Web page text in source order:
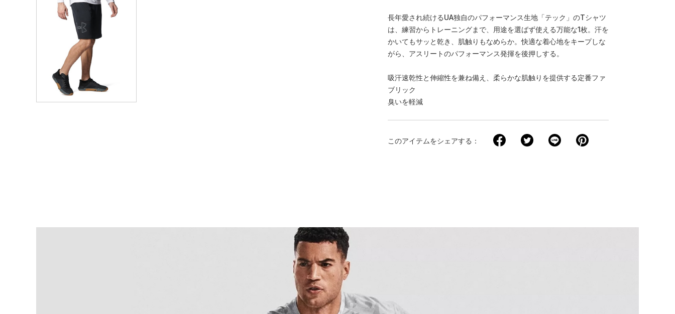
長年愛され続けるUA独自のパフォーマンス生地「テック」のTシャツ
は、練習からトレーニングまで、用途を選ばず使える万能な1枚。汗を
かいてもサッと乾き、肌触りもなめらか。快適な着心地をキープしな
がら、アスリートのパフォーマンス発揮を後押しする。
吸汗速乾性と伸縮性を兼ね備え、柔らかな肌触りを提供する定番ファ
ブリック
臭いを軽減
このアイテムをシェアする